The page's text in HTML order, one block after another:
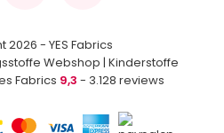
- YES Fabrics
Webshop | Kinderstoffe
Fabrics 9,3 - 3.128 reviews